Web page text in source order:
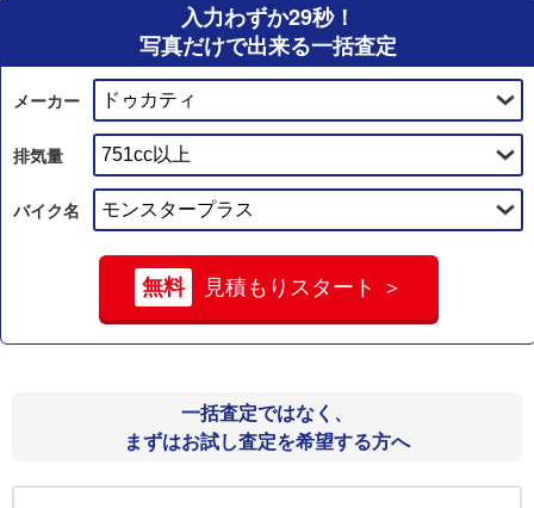
入力わずか29秒！
写真だけで出来る一括査定
メーカー
排気量
バイク名
無料 見積もりスタート ＞
一括査定ではなく、
まずはお試し査定を希望する方へ